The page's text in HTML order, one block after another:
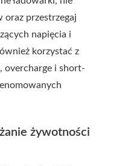
oraz przestrzegaj
napięcia i
korzystać z
overcharge i short-
żywotności